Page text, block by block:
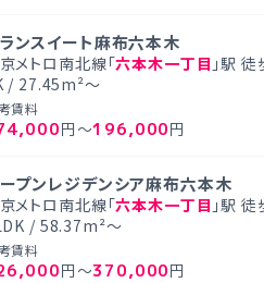
ンスイート麻布六本木
メトロ南北線「六本木一丁目 」駅
/ 27.45m²～
賃料
円～196,000円
プンレジデンシア麻布六本木
メトロ南北線「六本木一丁目 」駅
/ 58.37m²～
賃料
円～370,000円